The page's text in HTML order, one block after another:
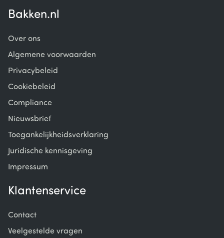
Bakken.nl
Over ons
Algemene voorwaarden
Privacybeleid
Cookiebeleid
Compliance
Nieuwsbrief
Toegankelijkheidsverklaring
Juridische kennisgeving
Impressum
Klantenservice
Contact
Veelgestelde vragen